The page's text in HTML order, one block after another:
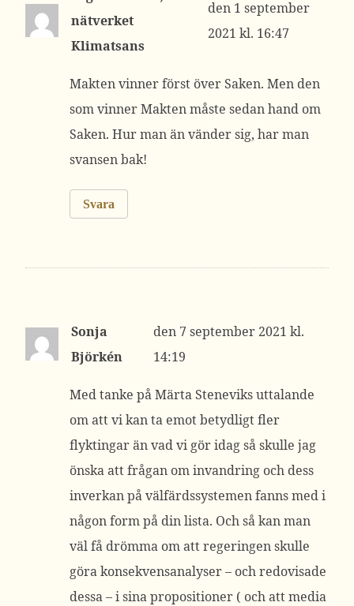
nätverket
Klimatsans
1 september
2021 kl. 16:47
Makten vinner först över Saken. Men den
som vinner Makten måste sedan hand om
Saken. Hur man än vänder sig, har man
svansen bak!
Svara
Sonja
Björkén
7 september 2021 kl.
14:19
Med tanke på Märta Steneviks uttalande
om att vi kan ta emot betydligt fler
flyktingar än vad vi gör idag så skulle jag
önska att frågan om invandring och dess
inverkan på välfärdssystemen fanns med i
någon form på din lista. Och så kan man
väl få drömma om att regeringen skulle
göra konsekvensanalyser – och redovisade
dessa – i sina propositioner ( och att media